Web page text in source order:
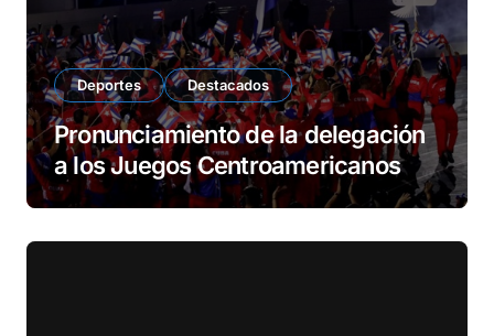
Deportes Destacados
Pronunciamiento de la delegación
a los Juegos Centroamericanos